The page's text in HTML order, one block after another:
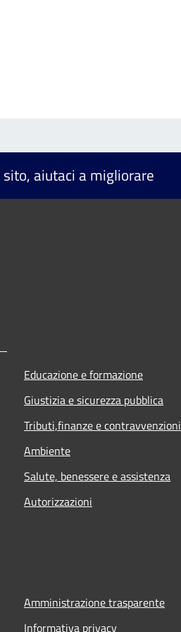
aiutaci a migliorare
Educazione e formazione
Giustizia e sicurezza pubblica
Tributi,finanze e contravvenzioni
Ambiente
Salute, benessere e assistenza
Autorizzazioni
Amministrazione trasparente
Informativa privacy